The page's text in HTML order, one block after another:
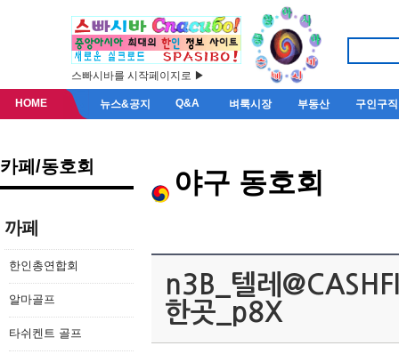
스빠시바를 시작페이지로 ▶
HOME 뉴스&공지 Q&A 벼룩시장 부동산 구인구직
카페/동호회
까페
한인총연합회
알마골프
타쉬켄트 골프
야구 동호회
n3B_텔레
한곳_p8X